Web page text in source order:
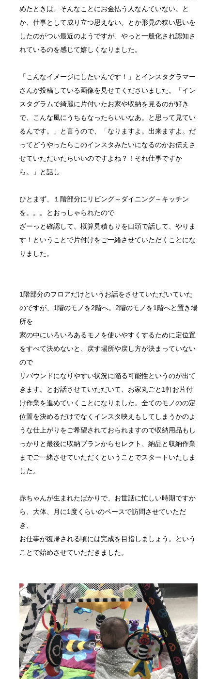
めたときは、そんなことにお金払う人なんていない。と
か、仕事として成り立つ思えない。とか形見の狭い思いを
したのがつい最近のようですが、やっと一般化され認知さ
れているのを感じて嬉しくなりました。
「こんなイメージにしたいんです！」とインスタグラマー
さんが投稿している画像を見せてくださいました。「イン
スタグラムで綺麗に片付いたお家や収納を見るのが好き
で、こんな風にうちもなったらいいなあ。と思って見てい
るんです。」と言うので、「なりますよ。出来ますよ。だ
ってどうやったらこのインスタみたいになるのかお伝えさ
せていただいたらいいのですよね？！それ仕事ですか
ら。」と話し
ひとまず、１階部分にリビング～ダイニング～キッチン
を。。。とおっしゃられたので
ざーっと確認して、概算見積もりを口頭で話して、やりま
す！ということで片付けをご一緒させていただくことにな
りました。
1階部分のフロアだけというお話をさせていただいていた
のですが、1階のモノを2階へ。2階のモノを1階へと置き場
所を
家の中にいろいろあるモノを使いやすくするために定位置
をすべて決めないと、戻す場所や戻し方が決まっていない
ので
リバウンドになりやすい状況に陥る可能性というのが出て
きます。とお話させていただいて、お家丸ごと1軒お片付
け作業を進めていくことになりました。全てのモノのの定
位置を決めるだけでなくインスタ映えもしてしまうかのよ
うな仕上がりをご希望されておられますので収納用品もし
っかりと最後に収納プランからセレクト、納品と収納作業
までご一緒させていただくということでスタートいたしま
した。
赤ちゃんが生まれたばかりで、お世話に忙しい時期ですか
ら、大体、月に1度くらいのペースで訪問させていただ
き、
お仕事が復帰される頃には完成を目指しましょう。という
ことで始めさせていただきました。